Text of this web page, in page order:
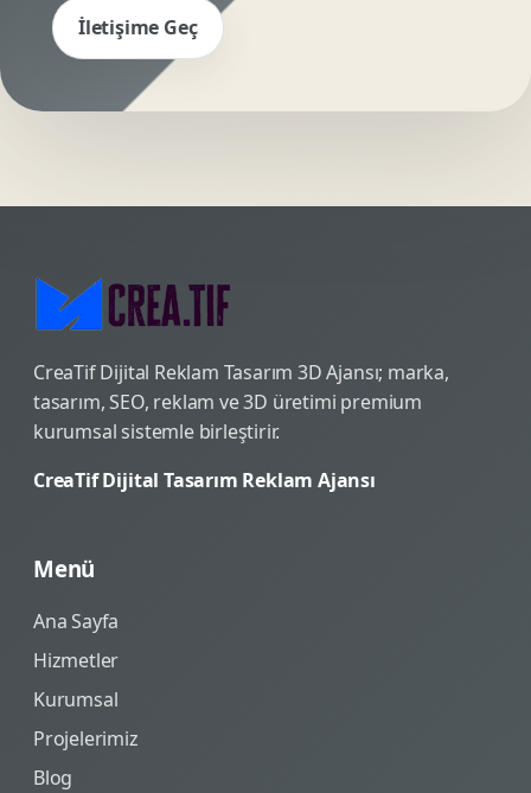
İletişime Geç
CreaTif Dijital Reklam Tasarım 3D Ajansı; marka,
tasarım, SEO, reklam ve 3D üretimi premium
kurumsal sistemle birleştirir.
CreaTif Dijital Tasarım Reklam Ajansı
Menü
Ana Sayfa
Hizmetler
Kurumsal
Projelerimiz
Blog